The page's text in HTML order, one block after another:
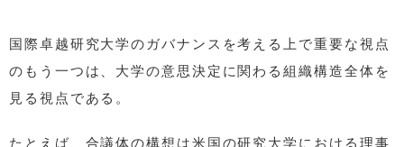
国際卓越研究大学のガバナンスを考える上で重要な視点
のもう一つは、大学の意思決定に関わる組織構造全体を
見る視点である。
たとえば、合議体の構想は米国の研究大学における理事